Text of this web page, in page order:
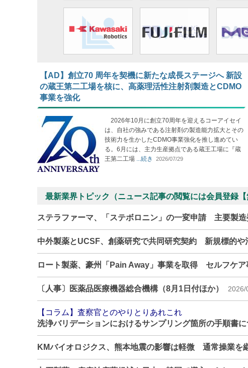
【AD】​​​​​​​創立70 周年を契機に新たな成長ステージへ 新設
の蔵王第二工場を核に、高薬理活性注射剤製造とCDMO
事業を強化
2026年10月に創立70周年を迎えるコーアイセイ
は、自社の強みである注射剤の製造能力拡大とその
技術力を生かしたCDMO事業強化を推し進めてい
る。6月には、主力生産拠点である蔵王工場に『蔵
王第二工場 ...続き 2026/07/29
最新業界トピック（ニュース記事の閲覧には会員登録【
ステラファーマ、「ステボロニン」の一変申請 主要製
中外製薬とUCSF、創薬研究で共同研究契約 新規標的や
ロート製薬、豪州「Pain Away」事業を取得 セルフケア
〔人事〕医薬品医療機器総合機構（8月1日付ほか） 2026/
【コラム】査察官とのやりとりあれこれ
洗浄バリデーションにおけるサンプリング箇所の手順書に
KMバイオロジクス、熊本地震の影響は軽微 通常操業を